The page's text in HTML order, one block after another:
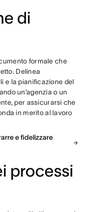
di
formale che
Delinea
e la pianificazione del
un’agenzia o un
per assicurarsi che
in merito al lavoro
e fidelizzare
processi